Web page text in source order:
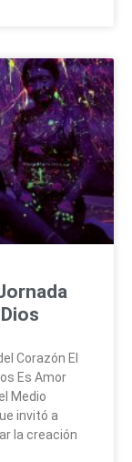
Corazón El
Es Amor
Medio
invitó a
la creación